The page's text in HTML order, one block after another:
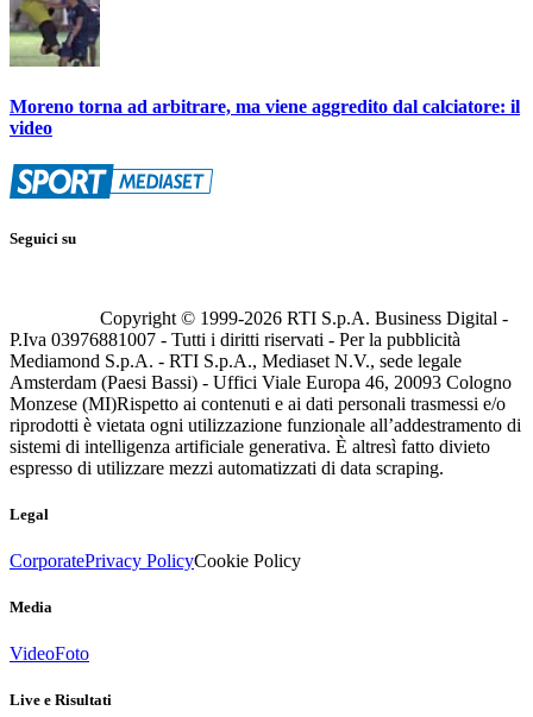
Moreno torna ad arbitrare, ma viene aggredito dal calciatore: il
video
Seguici su
Copyright © 1999-2026 RTI S.p.A. Business Digital -
P.Iva 03976881007 - Tutti i diritti riservati - Per la pubblicità
Mediamond S.p.A. - RTI S.p.A., Mediaset N.V., sede legale
Amsterdam (Paesi Bassi) - Uffici Viale Europa 46, 20093 Cologno
Monzese (MI)Rispetto ai contenuti e ai dati personali trasmessi e/o
riprodotti è vietata ogni utilizzazione funzionale all’addestramento di
sistemi di intelligenza artificiale generativa. È altresì fatto divieto
espresso di utilizzare mezzi automatizzati di data scraping.
Legal
CorporatePrivacy PolicyCookie Policy
Media
VideoFoto
Live e Risultati